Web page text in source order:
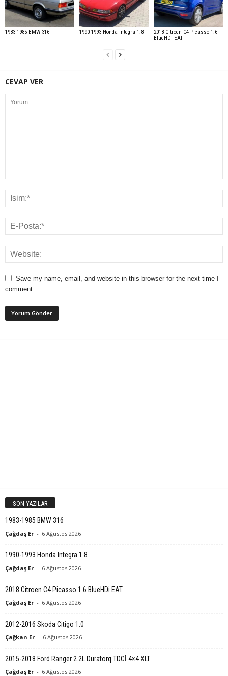
1983-1985 BMW 316 1990-1993 Honda Integra 1.8
2018 Citroen C4 Picasso 1.6
BlueHDi EAT
CEVAP VER
Save my name, email, and website in this browser for the next time I
comment.
SON YAZILAR
1983-1985 BMW 316
Çağdaş Er - 6 Ağustos 2026
1990-1993 Honda Integra 1.8
Çağdaş Er - 6 Ağustos 2026
2018 Citroen C4 Picasso 1.6 BlueHDi EAT
Çağdaş Er - 6 Ağustos 2026
2012-2016 Skoda Citigo 1.0
Çağkan Er - 6 Ağustos 2026
2015-2018 Ford Ranger 2.2L Duratorq TDCİ 4×4 XLT
Çağdaş Er - 6 Ağustos 2026